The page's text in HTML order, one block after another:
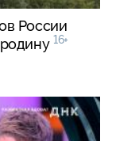
России
16+